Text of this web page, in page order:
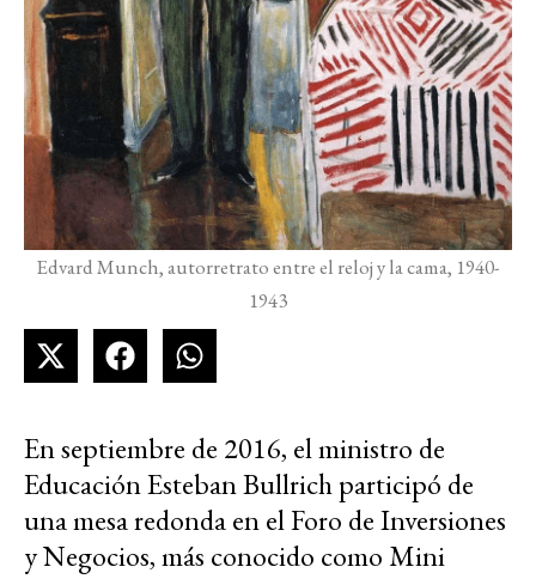
Edvard Munch, autorretrato entre el reloj y la cama, 1940-
1943
En septiembre de 2016, el ministro de
Educación Esteban Bullrich participó de
una mesa redonda en el Foro de Inversiones
y Negocios, más conocido como Mini